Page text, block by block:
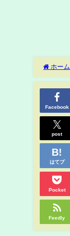
ホーム
Facebook
post
はてブ
Pocket
Feedly